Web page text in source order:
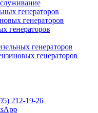
генераторов
генераторов
генераторов
генераторов
генераторов
212-19-26